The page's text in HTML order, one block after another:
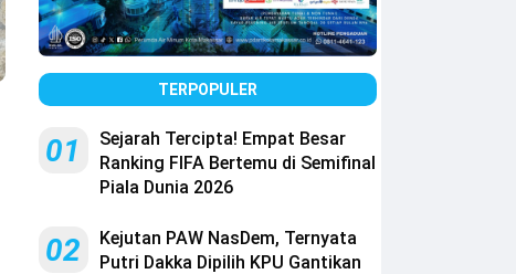
TERPOPULER
01
Sejarah Tercipta! Empat Besar
Ranking FIFA Bertemu di Semifinal
Piala Dunia 2026
02
Kejutan PAW NasDem, Ternyata
Putri Dakka Dipilih KPU Gantikan